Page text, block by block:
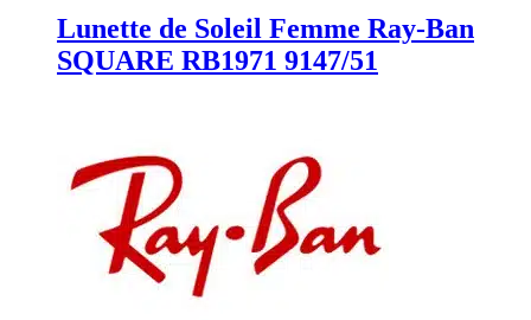
Lunette de Soleil Femme Ray-Ban
SQUARE RB1971 9147/51